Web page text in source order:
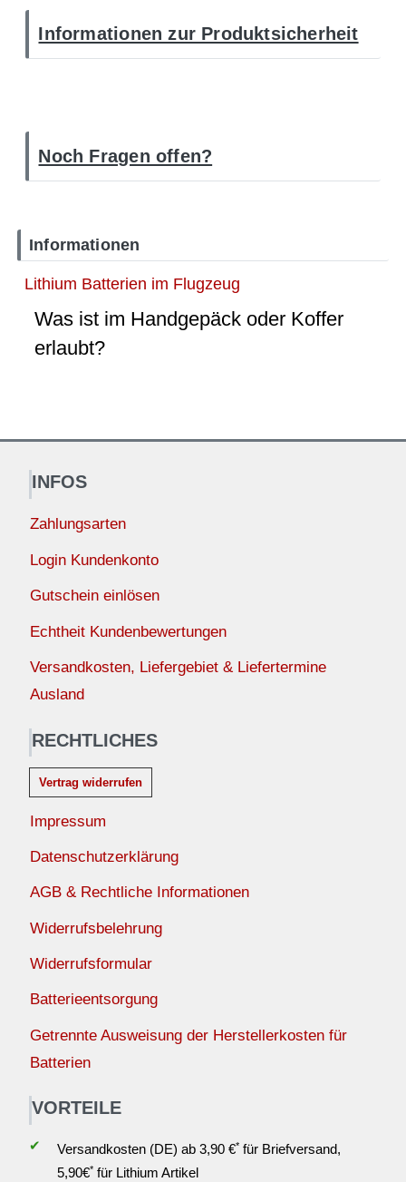
Informationen zur Produktsicherheit
Noch Fragen offen?
Informationen
Lithium Batterien im Flugzeug
Was ist im Handgepäck oder Koffer
erlaubt?
INFOS
Zahlungsarten
Login Kundenkonto
Gutschein einlösen
Echtheit Kundenbewertungen
Versandkosten, Liefergebiet & Liefertermine
Ausland
RECHTLICHES
Vertrag widerrufen
Impressum
Datenschutzerklärung
AGB & Rechtliche Informationen
Widerrufsbelehrung
Widerrufsformular
Batterieentsorgung
Getrennte Ausweisung der Herstellerkosten für
Batterien
VORTEILE
✔ Versandkosten (DE) ab 3,90 €*für Briefversand,
5,90€*für Lithium Artikel